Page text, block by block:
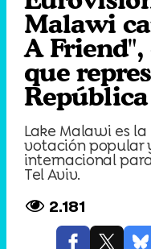
Malawi
A
que
Lake Malawi es
votación popular
internacional
Tel Aviv.
2.181